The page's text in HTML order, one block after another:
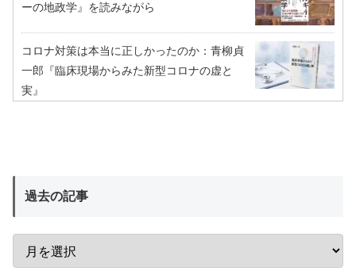
ーの地政学』を読みながら
コロナ対策は本当に正しかったのか：青柳貞
一郎『臨床現場からみた新型コロナの虚と
実』
過去の記事